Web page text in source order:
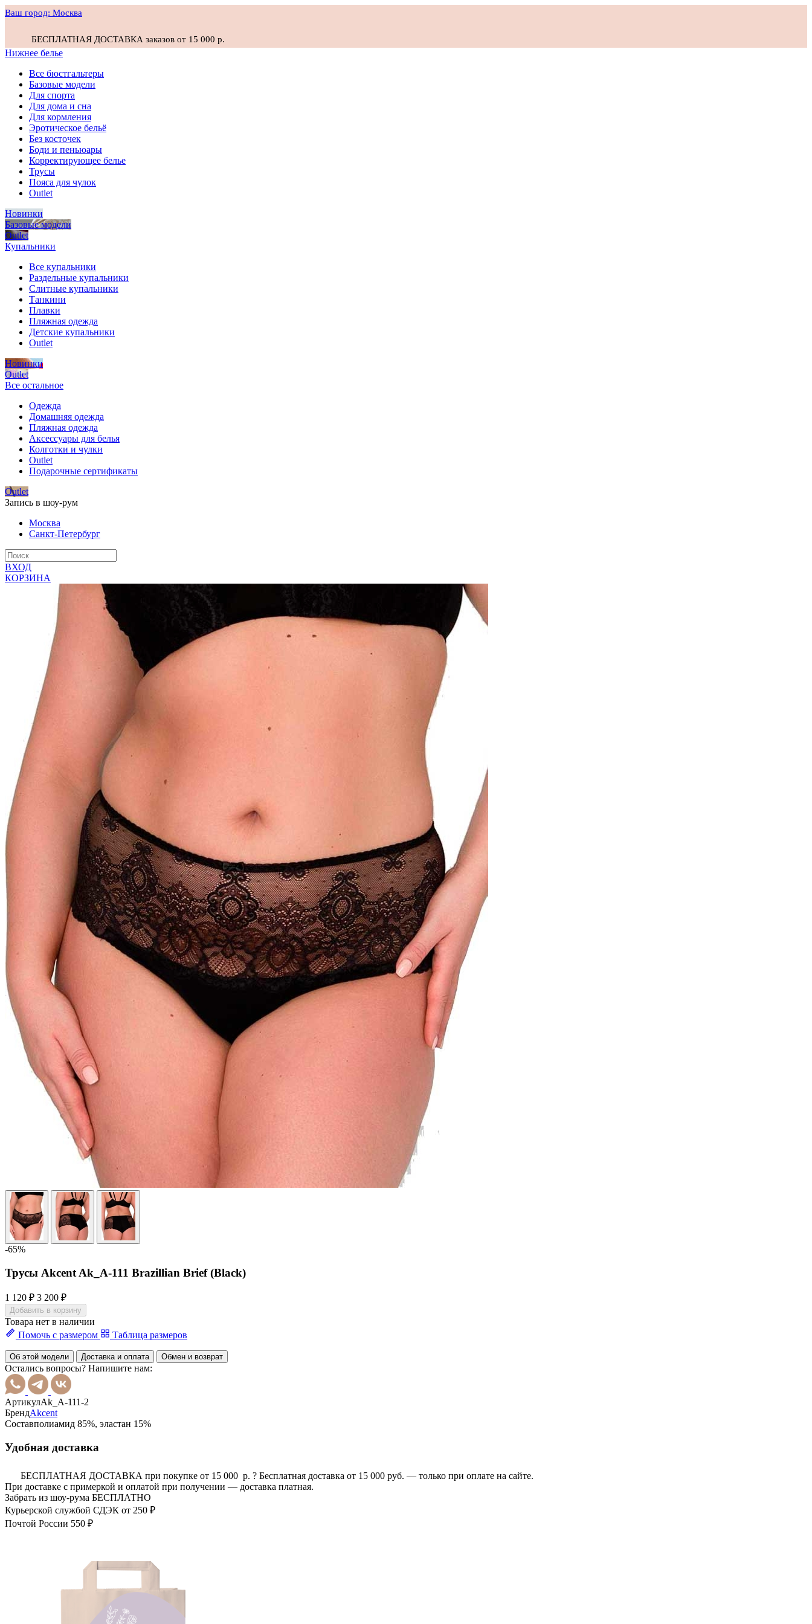
Ваш город: Москва
БЕСПЛАТНАЯ ДОСТАВКА заказов от 15 000 р.
Нижнее белье
Все бюстгальтеры
Базовые модели
Для спорта
Для дома и сна
Для кормления
Эротическое бельё
Без косточек
Боди и пеньюары
Корректирующее белье
Трусы
Пояса для чулок
Outlet
Новинки
Базовые модели
Outlet
Купальники
Все купальники
Раздельные купальники
Слитные купальники
Танкини
Плавки
Пляжная одежда
Детские купальники
Outlet
Новинки
Outlet
Все остальное
Одежда
Домашняя одежда
Пляжная одежда
Аксессуары для белья
Колготки и чулки
Outlet
Подарочные сертификаты
Outlet
Запись в шоу-рум
Москва
Санкт-Петербург
ВХОД
КОРЗИНА
-65%
Трусы Akcent Ak_A-111 Brazillian Brief (Black)
1 120 ₽ 3 200 ₽
Добавить в корзину
Товара нет в наличии
Помочь с размером
Таблица размеров
Об этой модели Доставка и оплата Обмен и возврат
Остались вопросы? Напишите нам:
АртикулAk_A-111-2
БрендAkcent
Составполиамид 85%, эластан 15%
Удобная доставка
БЕСПЛАТНАЯ ДОСТАВКА при покупке от 15 000 р. ? Бесплатная доставка от 15 000 руб. — только при оплате на сайте.
При доставке с примеркой и оплатой при получении — доставка платная.
Забрать из шоу-рума БЕСПЛАТНО
Курьерской службой СДЭК от 250 ₽
Почтой России 550 ₽